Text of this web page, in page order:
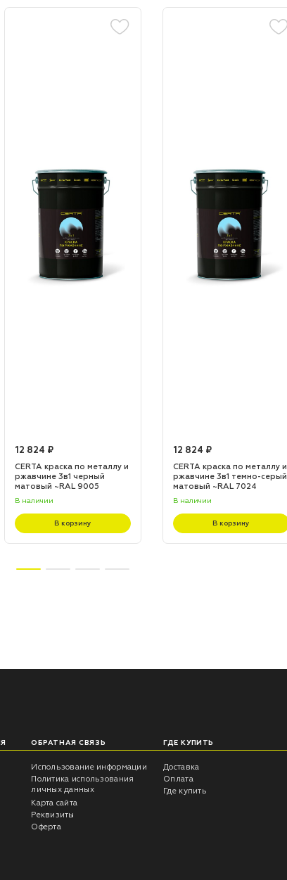
12 824 ₽
CERTA краска по металлу и
ржавчине 3в1 черный
матовый ~RAL 9005
В наличии
В корзину
12 824 ₽
CERTA краска по металлу и
ржавчине 3в1 темно-серый
матовый ~RAL 7024
В наличии
В корзину
ОБРАТНАЯ СВЯЗЬ
Использование информации
Политика использования
личных данных
Карта сайта
Реквизиты
Оферта
ГДЕ КУПИТЬ
Доставка
Оплата
Где купить